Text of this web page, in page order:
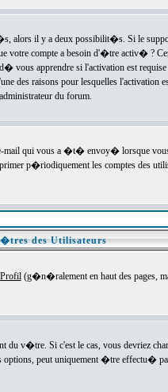
alors il y a deux possibilit�s. Si le
votre compte a besoin d'�tre activ� ?
apprendre si l'activation est
des raisons pour lesquelles
du forum.
qui vous a �t� envoy� lorsque
p�riodiquement les comptes des
des Utilisateurs
Profil(g�n�ralement en haut des pages,
v�tre. Si c'est le cas, vous devriez
options, peut uniquement �tre